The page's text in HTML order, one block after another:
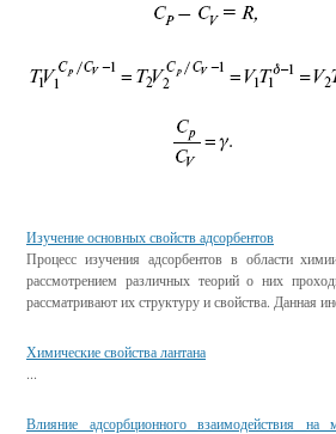
Изучение основных свойств адсорбентов
Процесс изучения адсорбентов в области
рассмотрением различных теорий о них
рассматривают их структуру и свойства. Данная
Химические свойства лантана
...
Влияние адсорбционного взаимодействия на